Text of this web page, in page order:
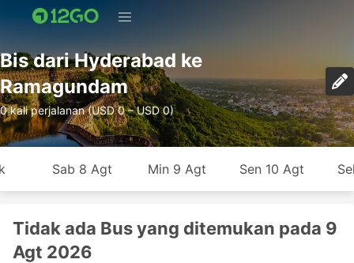
Bis dari Hyderabad ke
Ramagundam
0 kali perjalanan (USD 0 – USD 0)
Sab 8 Agt Min 9 Agt Sen 10 Agt
Tidak ada Bus yang ditemukan pada 9
Agt 2026